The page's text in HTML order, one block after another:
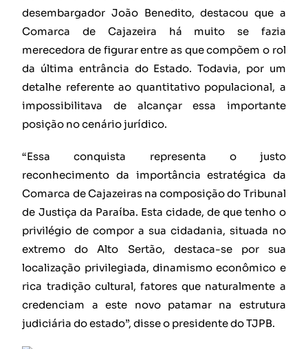
desembargador João Benedito, destacou que a
Comarca de Cajazeira há muito se fazia
merecedora de figurar entre as que compõem o rol
da última entrância do Estado. Todavia, por um
detalhe referente ao quantitativo populacional, a
impossibilitava de alcançar essa importante
posição no cenário jurídico.
“Essa conquista representa o justo
reconhecimento da importância estratégica da
Comarca de Cajazeiras na composição do Tribunal
de Justiça da Paraíba. Esta cidade, de que tenho o
privilégio de compor a sua cidadania, situada no
extremo do Alto Sertão, destaca-se por sua
localização privilegiada, dinamismo econômico e
rica tradição cultural, fatores que naturalmente a
credenciam a este novo patamar na estrutura
judiciária do estado”, disse o presidente do TJPB.